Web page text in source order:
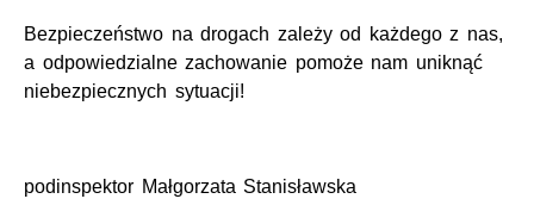
Bezpieczeństwo na drogach zależy od każdego z nas,
a odpowiedzialne zachowanie pomoże nam uniknąć
niebezpiecznych sytuacji!
podinspektor Małgorzata Stanisławska